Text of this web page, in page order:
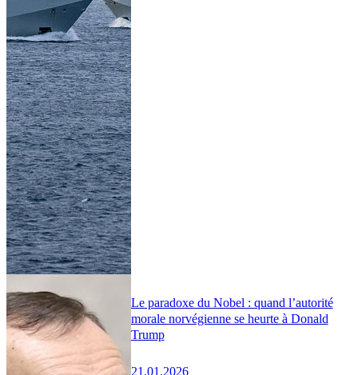
Le paradoxe du Nobel : quand l’autorité
morale norvégienne se heurte à Donald
Trump
21.01.2026